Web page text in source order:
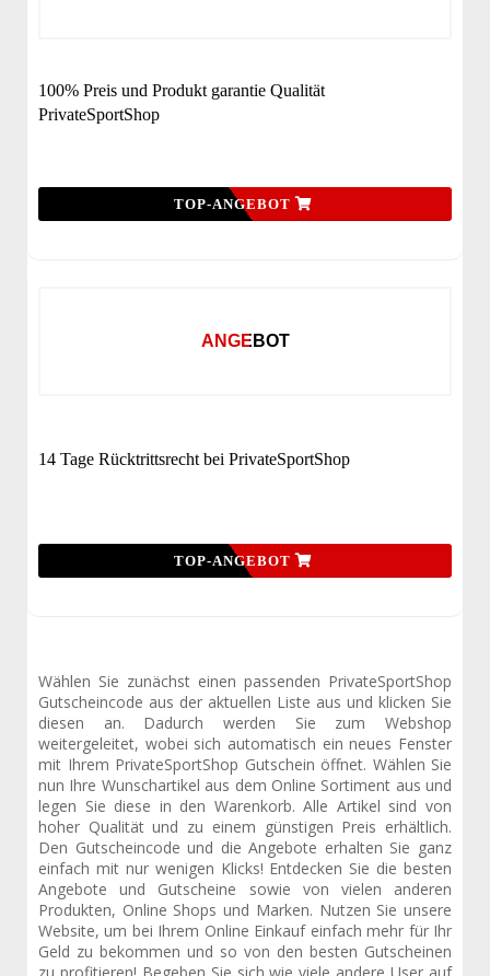
100% Preis und Produkt garantie Qualität
PrivateSportShop
TOP-ANGEBOT
ANGEBOT
14 Tage Rücktrittsrecht bei PrivateSportShop
TOP-ANGEBOT
Wählen Sie zunächst einen passenden PrivateSportShop
Gutscheincode aus der aktuellen Liste aus und klicken Sie
diesen an. Dadurch werden Sie zum Webshop
weitergeleitet, wobei sich automatisch ein neues Fenster
mit Ihrem PrivateSportShop Gutschein öffnet. Wählen Sie
nun Ihre Wunschartikel aus dem Online Sortiment aus und
legen Sie diese in den Warenkorb. Alle Artikel sind von
hoher Qualität und zu einem günstigen Preis erhältlich.
Den Gutscheincode und die Angebote erhalten Sie ganz
einfach mit nur wenigen Klicks! Entdecken Sie die besten
Angebote und Gutscheine sowie von vielen anderen
Produkten, Online Shops und Marken. Nutzen Sie unsere
Website, um bei Ihrem Online Einkauf einfach mehr für Ihr
Geld zu bekommen und so von den besten Gutscheinen